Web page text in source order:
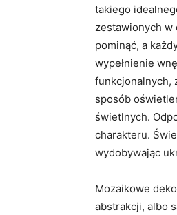
takiego
zestawionych w
pominąć, a
wypełnienie
funkcjonalnych,
sposób
świetlnych.
charakteru.
wydobywając
Mozaikowe
abstrakcji, albo